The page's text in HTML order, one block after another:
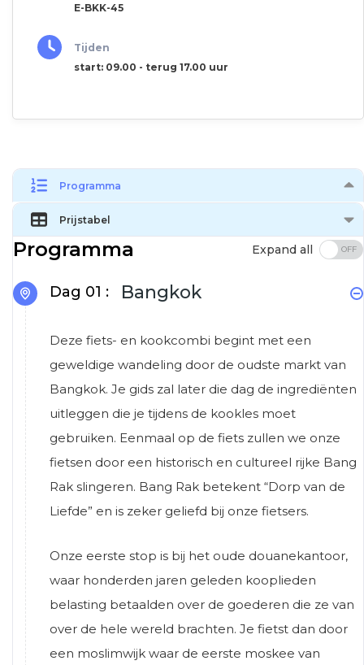
E-BKK-45
Tijden
start: 09.00 - terug 17.00 uur
Programma
Prijstabel
Programma Expand all
Dag 01 : Bangkok
Deze fiets- en kookcombi begint met een
geweldige wandeling door de oudste markt van
Bangkok. Je gids zal later die dag de ingrediënten
uitleggen die je tijdens de kookles moet
gebruiken. Eenmaal op de fiets zullen we onze
fietsen door een historisch en cultureel rijke Bang
Rak slingeren. Bang Rak betekent “Dorp van de
Liefde” en is zeker geliefd bij onze fietsers.
Onze eerste stop is bij het oude douanekantoor,
waar honderden jaren geleden kooplieden
belasting betaalden over de goederen die ze van
over de hele wereld brachten. Je fietst dan door
een moslimwijk waar de eerste moskee van